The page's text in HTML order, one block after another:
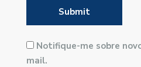
Notifique-me sobre
mail.